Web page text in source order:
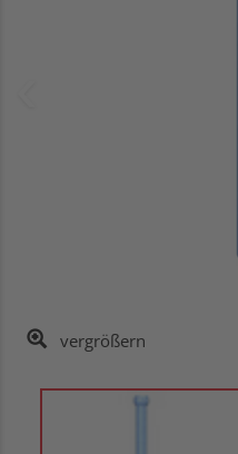
vergrößern